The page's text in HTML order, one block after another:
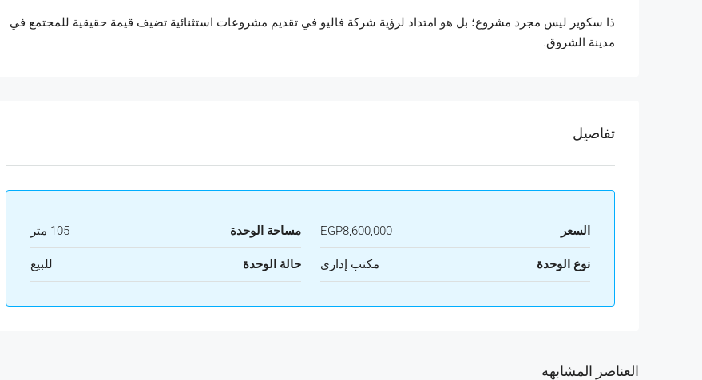
ذا سكوير ليس مجرد مشروع؛ بل هو امتداد لرؤية شركة فاليو في تقديم مشروعات استثنائية تضيف قيمة حقيقية للمجتمع في
مدينة الشروق.
تفاصيل
السعر EGP8,600,000 مساحة الوحدة 105 متر
نوع الوحدة مكتب إدارى حالة الوحدة للبيع
العناصر المشابهه